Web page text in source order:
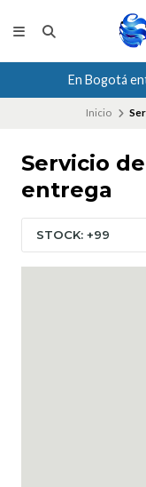
En Bogotá
Inicio
Servicio
entrega
STOCK: +99